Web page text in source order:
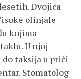
Dvojica
olinjale
kojima
U njoj
taksija u priči
Stomatolog